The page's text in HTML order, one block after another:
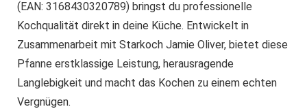
(EAN: 3168430320789) bringst du professionelle
Kochqualität direkt in deine Küche. Entwickelt in
Zusammenarbeit mit Starkoch Jamie Oliver, bietet diese
Pfanne erstklassige Leistung, herausragende
Langlebigkeit und macht das Kochen zu einem echten
Vergnügen.